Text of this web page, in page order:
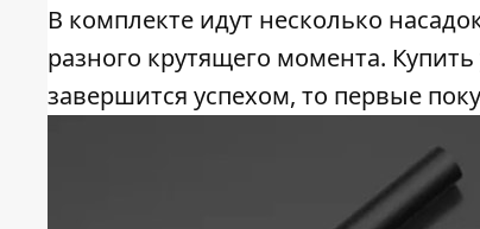
В комплекте идут несколько
разного крутящего момента.
завершится успехом, то первые